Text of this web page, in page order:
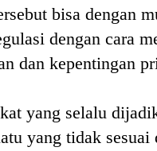
bisa dengan
dengan cara
dan kepentingan
yang selalu
yang tidak